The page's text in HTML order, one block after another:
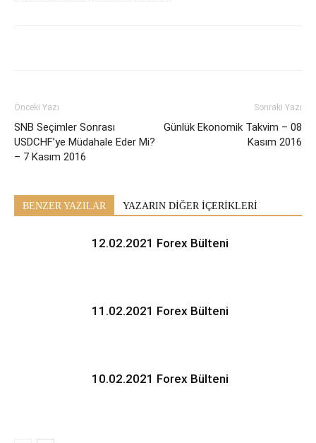
Önceki Yazı
SNB Seçimler Sonrası
USDCHF’ye Müdahale Eder Mi?
– 7 Kasım 2016
Sonraki Yazı
Günlük Ekonomik Takvim – 08
Kasım 2016
BENZER YAZILAR YAZARIN DİĞER İÇERİKLERİ
12.02.2021 Forex Bülteni
11.02.2021 Forex Bülteni
10.02.2021 Forex Bülteni